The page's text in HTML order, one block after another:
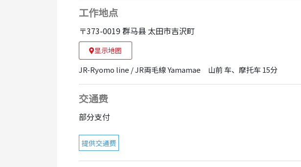
工作地点
〒373-0019 群马县 太田市吉沢町
显示地图
JR-Ryomo line / JR両毛線 Yamamae 山前 车、摩托车 15分
交通费
部分支付
提供交通费